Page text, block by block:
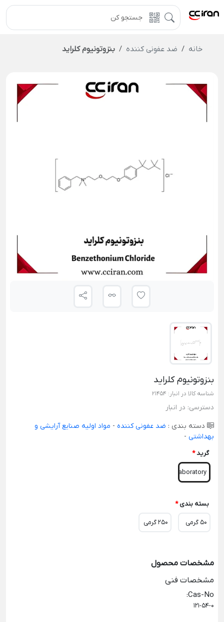
خانه ضد عفونی کننده بنزوتونیوم کلراید
بنزوتونیوم کلراید
شناسه کالا در انبار: 21454
دسترسی: در انبار
دسته بندی : ضد عفونی کننده - مواد اولیه صنایع آرایشی و
بهداشتی -
گرید*
Laboratory
بسته بندی *
50 گرمی 250 گرمی
مشخصات محصول
مشخصات فنی
Cas-No
:
121-54-0